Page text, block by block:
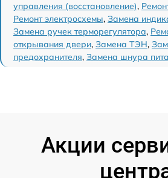
управления (восстановление),
Ремонт электросхемы, Замена
Замена ручек терморегулятора,
открывания двери, Замена ТЭН,
предохранителя, Замена шнура
Акции